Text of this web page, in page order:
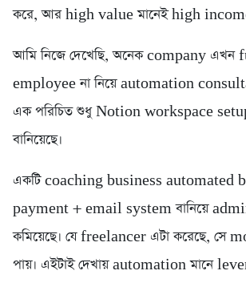
করে, আর high value মানেই high
আমি নিজে দেখেছি, অনেক company
employee না নিয়ে automation
এক পরিচিত শুধু Notion workspace
বানিয়েছে।
একটি coaching business automated
payment + email system বানিয়ে
কমিয়েছে। যে freelancer এটা করেছে, সে
পায়। এইটাই দেখায় automation মানে